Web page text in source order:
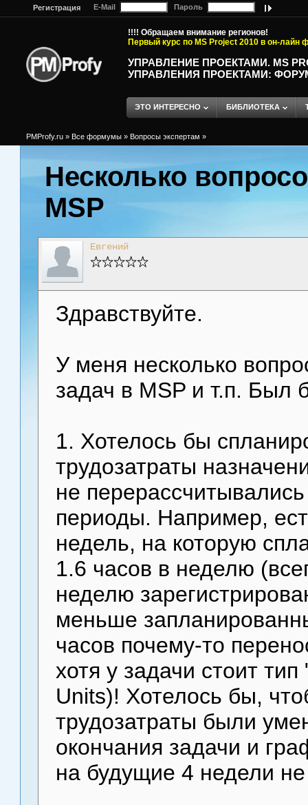
Регистрация E-Mail Пароль
!!!! Обращаем внимание регионов!
Первый курс по MS Project 2010 в он-лайн
УПРАВЛЕНИЕ ПРОЕКТАМИ. MS
УПРАВЛЕНИЯ ПРОЕКТАМИ:
ЭТО ИНТЕРЕСНО БИБЛИОТЕКА
PMProfy.ru » Все формумы » Вопросы экспертам »
Несколько
MSP
Евгений
Здравствуйте.
У меня несколько
задач в MSP и т.п. Был
1. Хотелось бы
трудозатраты
не
периоды. Например,
недель, на которую
1.6 часов в неделю
неделю
меньше
часов почему-то
хотя у задачи стоит
Units)! Хотелось бы,
трудозатраты были
окончания задачи и
на будущие 4 недели